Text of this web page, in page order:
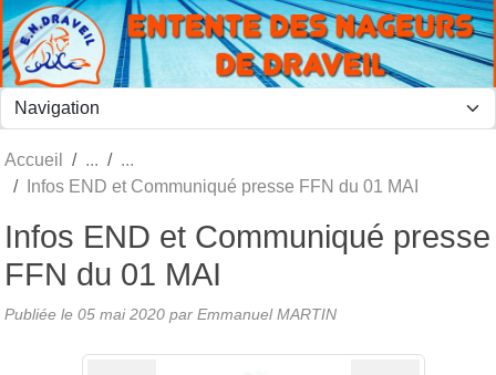
Accueil
Infos END et Communiqué presse FFN du 01 MAI
Infos END et Communiqué presse
FFN du 01 MAI
Publiée le 05 mai 2020 par Emmanuel MARTIN
Panneau de gestion des cookies